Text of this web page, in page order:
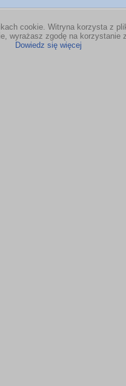
cookie. Witryna korzysta z
wyrażasz zgodę na korzystanie
Dowiedz się więcej